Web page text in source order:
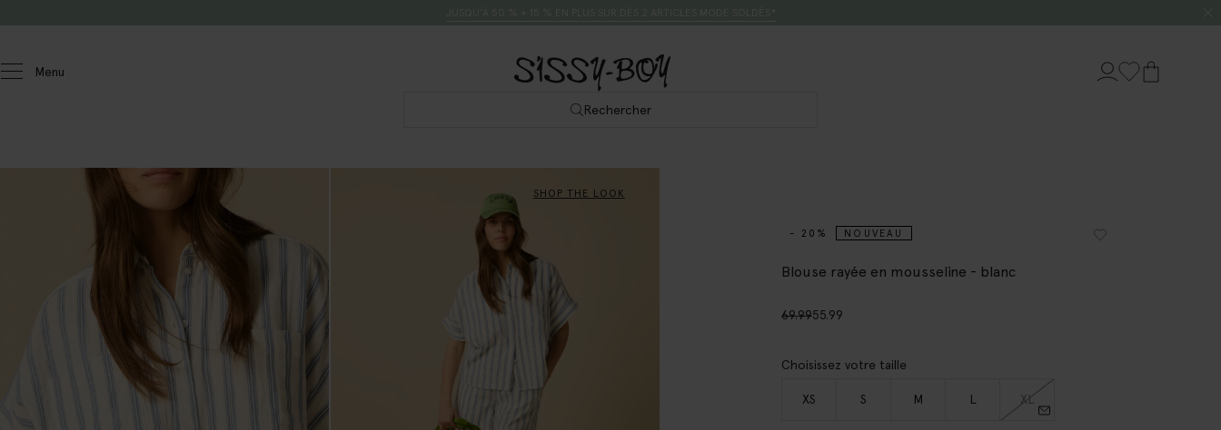
Menu
Rechercher
SHOP THE LOOK
- 20% NOUVEAU
Blouse rayée en mousseline - blanc
69.9955.99
Choisissez votre taille
XS S M L XL